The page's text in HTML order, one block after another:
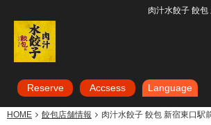
肉汁水餃子 餃
Reserve Accsess Language
HOME 餃包店舗情報 肉汁水餃子 餃包 新宿東口駅